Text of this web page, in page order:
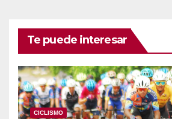
Te puede interesar
CICLISMO